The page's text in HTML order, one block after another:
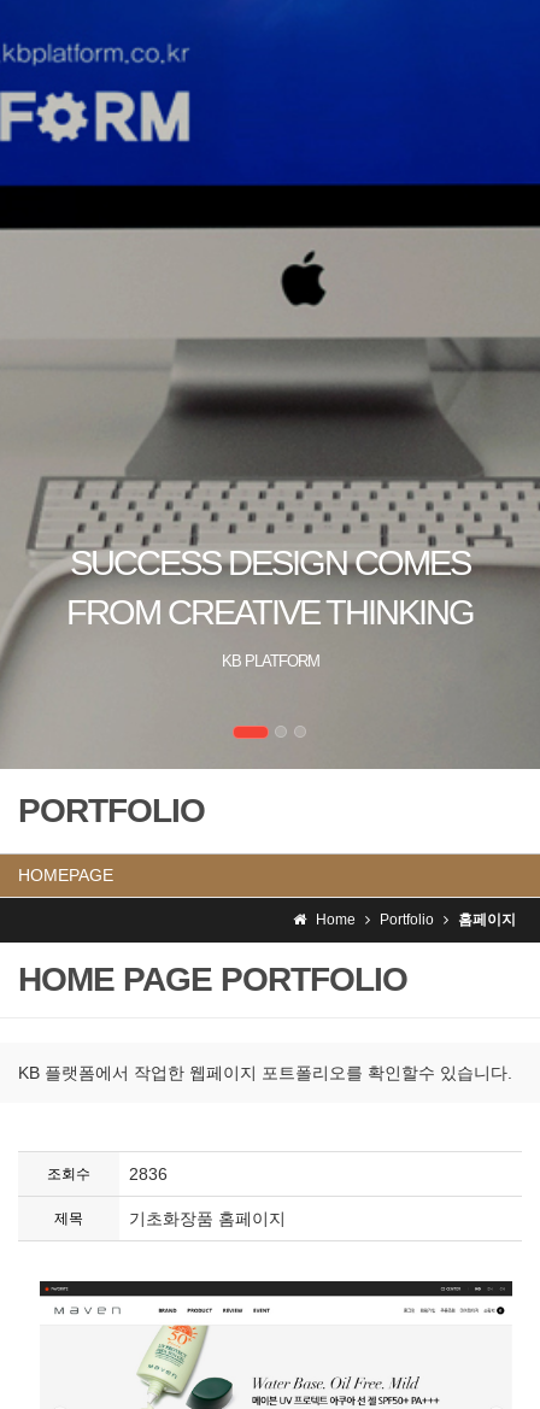
PORTFOLIO
HOMEPAGE
Home Portfolio 홈페이지
HOME PAGE PORTFOLIO
KB 플랫폼에서 작업한 웹페이지 포트폴리오를 확인할수 있습니다.
조회수 2836
제목 기초화장품 홈페이지